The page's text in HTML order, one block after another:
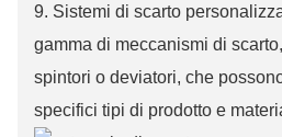
9. Sistemi di scarto
gamma di meccanismi di
spintori o deviatori, che
specifici tipi di prodotto e